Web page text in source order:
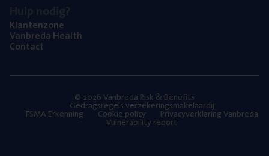
Klan­ten­zo­ne
Van­b­re­da Health
Con­tact
© 2026 Vanbreda Risk & Benefits
Gedragsregels verzekeringsmakelaardij
FSMA Erkenning Cookie policy Privacyverklaring Vanbreda
Vulnerability report